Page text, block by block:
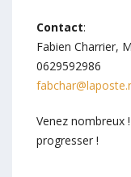
Contact:
Fabien Charrier,
0629592986
Venez nombreux
progresser !